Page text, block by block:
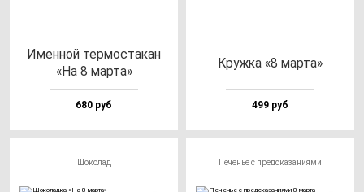
Имен­ной тер­мос­та­кан
«На 8 мар­та»
680 руб
Круж­ка «8 мар­та»
499 руб
Шоколад Печенье с предсказаниями